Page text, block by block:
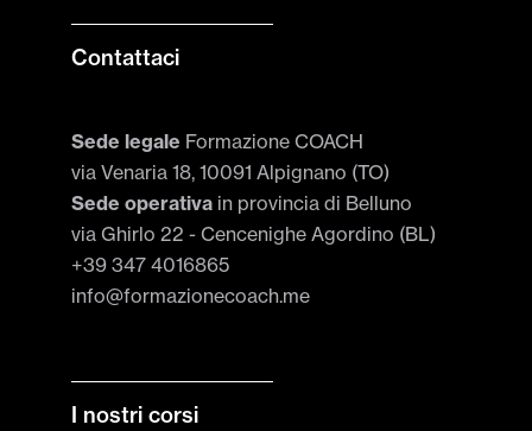
Contattaci
Sede legale Formazione COACH
via Venaria 18, 10091 Alpignano (TO)
Sede operativa in provincia di Belluno
via Ghirlo 22 - Cencenighe Agordino (BL)
+39 347 4016865
info@formazionecoach.me
I nostri corsi